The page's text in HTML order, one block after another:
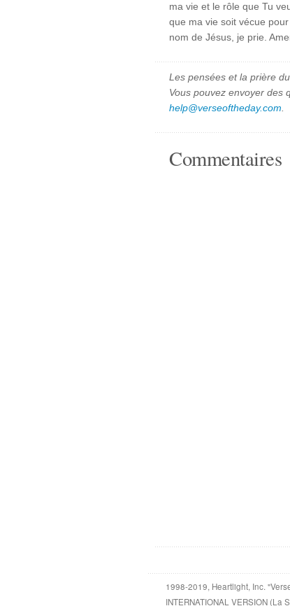
ma vie et le rôle que Tu
que ma vie soit vécue
nom de Jésus, je prie.
Les pensées et la prière
Vous pouvez envoyer des
help@verseoftheday.com
Commentaires
1998-2019, Heartlight, Inc.
INTERNATIONAL VERSION